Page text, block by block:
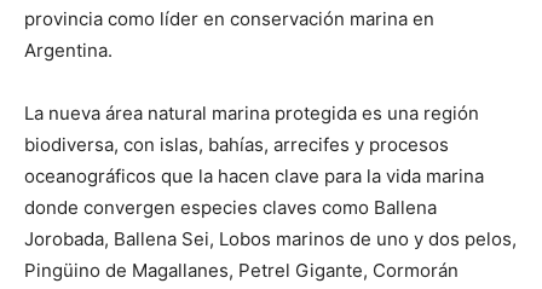
provincia como líder en conservación marina en
Argentina.
La nueva área natural marina protegida es una región
biodiversa, con islas, bahías, arrecifes y procesos
oceanográficos que la hacen clave para la vida marina
donde convergen especies claves como Ballena
Jorobada, Ballena Sei, Lobos marinos de uno y dos pelos,
Pingüino de Magallanes, Petrel Gigante, Cormorán